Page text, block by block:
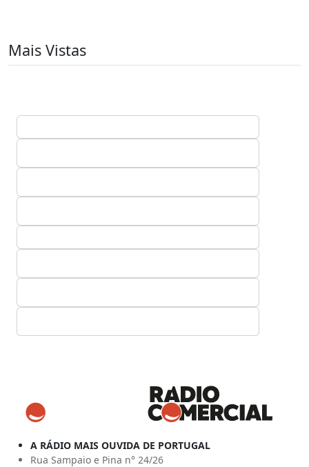
Mais Vistas
A RÁDIO MAIS OUVIDA DE PORTUGAL
Rua Sampaio e Pina n° 24/26